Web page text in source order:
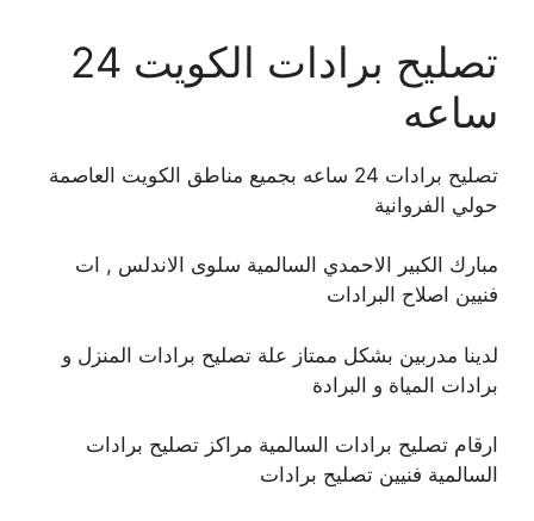
تصليح برادات الكويت 24
ساعه
تصليح برادات 24 ساعه بجميع مناطق الكويت العاصمة
حولي الفروانية
مبارك الكبير الاحمدي السالمية سلوى الاندلس , ات
فنيين اصلاح البرادات
لدينا مدربين بشكل ممتاز علة تصليح برادات المنزل و
برادات المياة و البرادة
ارقام تصليح برادات السالمية مراكز تصليح برادات
السالمية فنيين تصليح برادات